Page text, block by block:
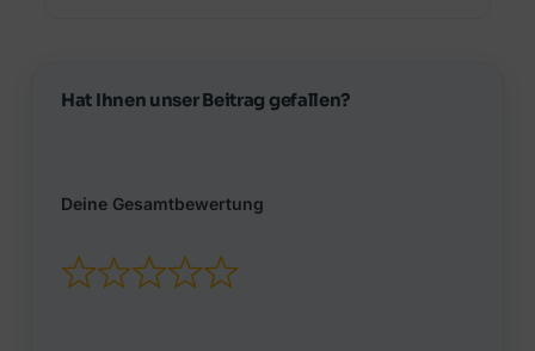
Hat Ihnen unser Beitrag gefallen?
Deine Gesamtbewertung